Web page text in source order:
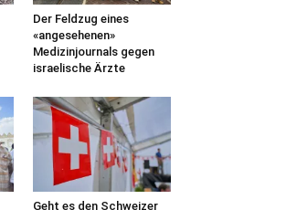
Der Feldzug eines
«angesehenen»
Medizinjournals gegen
israelische Ärzte
Geht es den Schweizer